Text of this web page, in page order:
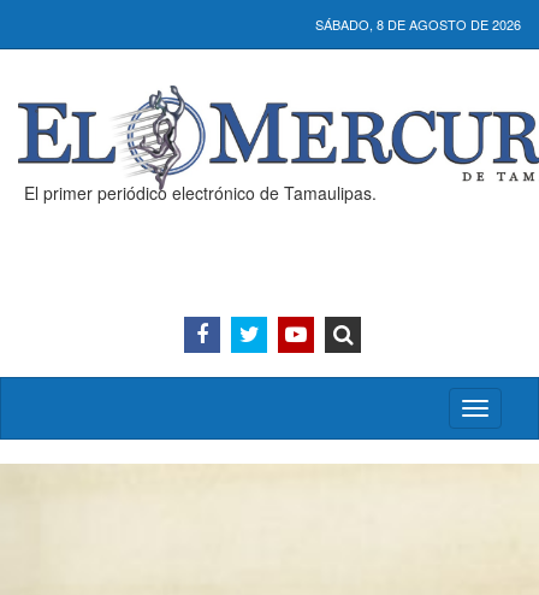
SÁBADO, 8 DE AGOSTO DE 2026
El primer periódico electrónico de Tamaulipas.
Activar/
menú